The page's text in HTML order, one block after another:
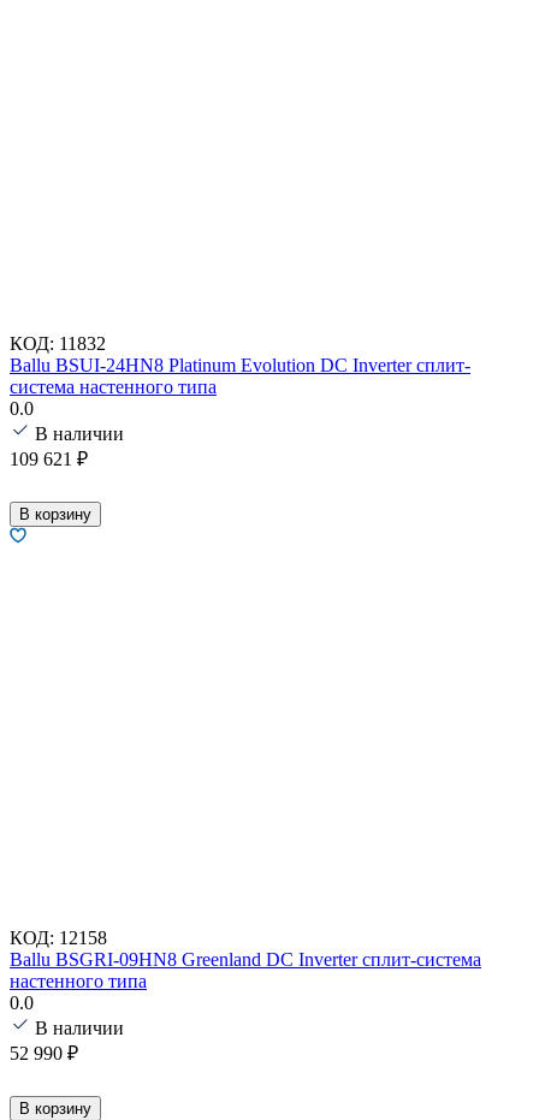
КОД: 11832
Ballu BSUI-24HN8 Platinum Evolution DC Inverter сплит-
система настенного типа
0.0
В наличии
109 621 ₽
В корзину
КОД: 12158
Ballu BSGRI-09HN8 Greenland DC Inverter сплит-система
настенного типа
0.0
В наличии
52 990 ₽
В корзину